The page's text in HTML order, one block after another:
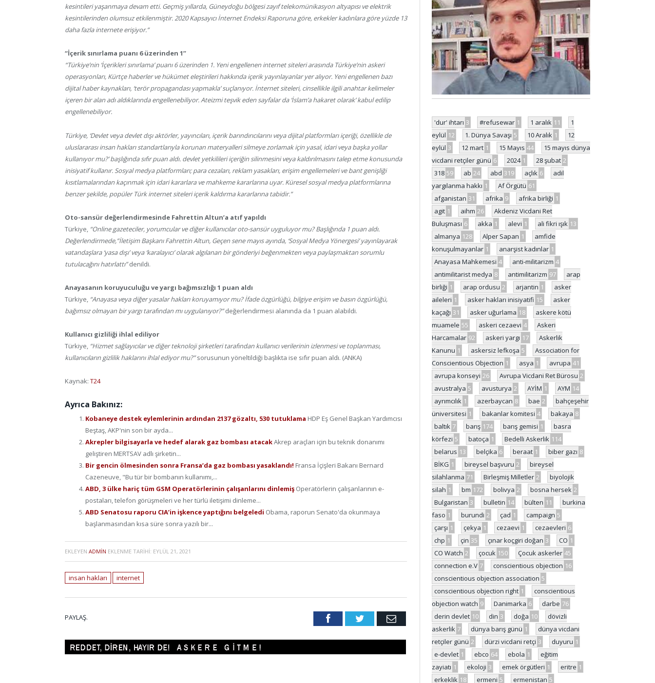
kesintileri yaşanmaya devam etti. Geçmiş yıllarda, Güneydoğu bölgesi zayıf telekomünikasyon altyapısı ve elektrik
kesintilerinden olumsuz etkilenmiştir. 2020 Kapsayıcı İnternet Endeksi Raporuna göre, erkekler kadınlara göre yüzde 13
daha fazla internete erişiyor.”
“İçerik sınırlama puanı 6 üzerinden 1”
“Türkiye’nin ‘İçerikleri sınırlama’ puanı 6 üzerinden 1. Yeni engellenen internet siteleri arasında Türkiye’nin askeri
operasyonları, Kürtçe haberler ve hükümet eleştirileri hakkında içerik yayınlayanlar yer alıyor. Yeni engellenen bazı
dijital haber kaynakları, ‘terör propagandası yapmakla’ suçlanıyor. İnternet siteleri, cinsellikle ilgili anahtar kelimeler
içeren bir alan adı aldıklarında engellenebiliyor. Ateizmi teşvik eden sayfalar da ‘İslam’a hakaret olarak’ kabul edilip
engellenebiliyor.
Türkiye, ‘Devlet veya devlet dışı aktörler, yayıncıları, içerik barındırıcılarını veya dijital platformları içeriği, özellikle de
uluslararası insan hakları standartlarıyla korunan materyalleri silmeye zorlamak için yasal, idari veya başka yollar
kullanıyor mu?’ başlığında sıfır puan aldı. devlet yetkilileri içeriğin silinmesini veya kaldırılmasını talep etme konusunda
inisiyatif kullanır. Sosyal medya platformları; para cezaları, reklam yasakları, erişim engellemeleri ve bant genişliği
kısıtlamalarından kaçınmak için idari kararlara ve mahkeme kararlarına uyar. Küresel sosyal medya platformlarına
benzer şekilde, popüler Türk internet siteleri içerik kaldırma kararlarına tabidir.”
Oto-sansür değerlendirmesinde Fahrettin Altun’a atıf yapıldı
Türkiye, “Online gazeteciler, yorumcular ve diğer kullanıcılar oto-sansür uyguluyor mu? Başlığında 1 puan aldı.
Değerlendirmede,”İletişim Başkanı Fahrettin Altun, Geçen sene mayıs ayında, ‘Sosyal Medya Yönergesi’ yayınlayarak
vatandaşlara ‘yasa dışı’ veya ‘karalayıcı’ olarak algılanan bir gönderiyi beğenmekten veya paylaşmaktan sorumlu
tutulacağını hatırlattı”denildi.
Anayasanın koruyuculuğu ve yargı bağımsızlığı 1 puan aldı
Türkiye, “Anayasa veya diğer yasalar hakları koruyamıyor mu? İfade özgürlüğü, bilgiye erişim ve basın özgürlüğü,
bağımsız olmayan bir yargı tarafından mı uygulanıyor?”değerlendirmesi alanında da 1 puan alabildi.
Kullanıcı gizliliği ihlal ediliyor
Türkiye, “Hizmet sağlayıcılar ve diğer teknoloji şirketleri tarafından kullanıcı verilerinin izlenmesi ve toplanması,
kullanıcıların gizlilik haklarını ihlal ediyor mu?”sorusunun yöneltildiği başlıkta ise sıfır puan aldı. (ANKA)
Kaynak: T24
Ayrıca Bakınız:
Kobaneye destek eylemlerinin ardından 2137 gözaltı, 530 tutuklama HDP Eş Genel Başkan Yardımcısı
Beştaş, AKP'nin son bir ayda...
Akrepler bilgisayarla ve hedef alarak gaz bombası atacakAkrep araçları için bu teknik donanımı
geliştiren MERTSAV adlı şirketin...
Bir gencin ölmesinden sonra Fransa’da gaz bombası yasaklandı! Fransa İçişleri Bakanı Bernard
Cazeneuve, "Bu tür bir bombanın kullanımı,...
ABD, 3 ülke hariç tüm GSM Operatörlerinin çalışanlarını dinlemiş Operatörlerin çalışanlarının e-
postaları, telefon görüşmeleri ve her türlü iletişimi dinleme...
ABD Senatosu raporu CIA’in işkence yaptığını belgeledi Obama, raporun Senato'da okunmaya
başlanmasından kısa süre sonra yazılı bir...
EKLEYEN ADMIN EKLENME TARIHI: EYLÜL 21, 2021
insan hakları internet
PAYLAŞ. FacebookTwitter Email
'dur' ihtarı 3 #refusewar 1 1 aralık 11
1
eylül 12 1. Dünya Savaşı 5 10 Aralık 1
12
eylül 3 12 mart 1 15 Mayıs 44
15 mayıs dünya
vicdani retçiler günü 6 2024 1 28 şubat 2
318 59 ab 24 abd 319 açlık 6
adil
yargılanma hakkı 1 Af Örgütü 61
afganistan 31 afrika 9 afrika birliği 1
agit 1 aihm 26
Akdeniz Vicdani Ret
Buluşması 6 akka 1 alevi 1 ali fikri ışık 13
almanya 128 Alper Sapan 1
amfide
konuşulmayanlar 1 anarşist kadınlar 1
Anayasa Mahkemesi 4 anti-militarizm 4
antimilitarist medya 8 antimilitarizm 97
arap
birliği 1 arap ordusu 2 arjantin 1
asker
aileleri 1 asker hakları inisiyatifi 15
asker
kaçağı 31 asker uğurlama 18
askere kötü
muamele 55 askeri cezaevi 4
Askeri
Harcamalar 92 askeri yargı 17
Askerlik
Kanunu 1 askersiz lefkoşa 5
Association for
Conscientious Objection 1 asya 1 avrupa 41
avrupa konseyi 26 Avrupa Vicdani Ret Bürosu 2
avustralya 5 avusturya 2 AYİM 1 AYM 14
ayrımcılık 1 azerbaycan 8 bae 2
bahçeşehir
üniversitesi 1 bakanlar komitesi 4 bakaya 8
baltık 7 barış 174 barış gemisi 1
basra
körfezi 5 batoça 1 Bedelli Askerlik 114
belarus 13 belçika 6 beraat 1 biber gazı 8
BİKG 1 bireysel başvuru 2
bireysel
silahlanma 71 Birleşmiş Milletler 2
biyolojik
silah 1 bm 172 bolivya 2 bosna hersek 2
Bulgaristan 3 bulletin 14 bülten 11
burkina
faso 1 burundi 2 çad 1 campaign 5
çarşı 1 çekya 1 cezaevi 1 cezaevleri 6
chp 1 çin 35 çınar koçgiri doğan 3 CO 1
CO Watch 2 çocuk 150 Çocuk askerler 45
connection e.V 7 conscientious objection 16
conscientious objection association 5
conscientious objection right 1
conscientious
objection watch 9 Danimarka 6 darbe 76
derin devlet 10 din 3 doğa 10
dövizli
askerlik 7 dünya barış günü 1
dünya vicdani
retçiler günü 2 dürzi vicdani retçi 3 duyuru 1
e-devlet 1 ebco 64 ebola 1
eğitim
zayiatı 1 ekoloji 3 emek örgütleri 1 eritre 1
erkeklik 18 ermeni 5 ermenistan 5